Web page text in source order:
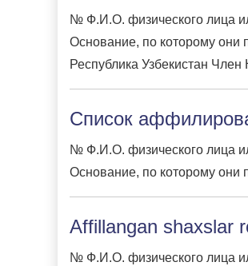
№ Ф.И.О. физического лица
Основание, по которому
Республика Узбекистан
Список
№ Ф.И.О. физического лица
Основание, по которому
Affillangan shaxslar
№ Ф.И.О. физического лица